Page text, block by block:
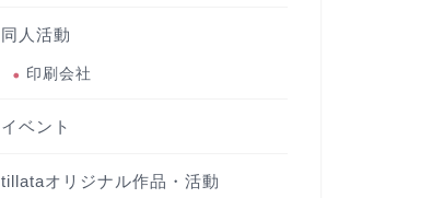
同人活動
印刷会社
イベント
tillataオリジナル作品・活動